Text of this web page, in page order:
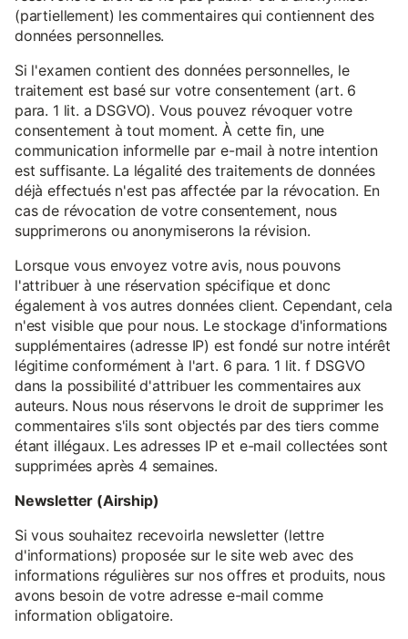
(partiellement) les commentaires qui contiennent des
données personnelles.
Si l'examen contient des données personnelles, le
traitement est basé sur votre consentement (art. 6
para. 1 lit. a DSGVO). Vous pouvez révoquer votre
consentement à tout moment. À cette fin, une
communication informelle par e-mail à notre intention
est suffisante. La légalité des traitements de données
déjà effectués n'est pas affectée par la révocation. En
cas de révocation de votre consentement, nous
supprimerons ou anonymiserons la révision.
Lorsque vous envoyez votre avis, nous pouvons
l'attribuer à une réservation spécifique et donc
également à vos autres données client. Cependant, cela
n'est visible que pour nous. Le stockage d'informations
supplémentaires (adresse IP) est fondé sur notre intérêt
légitime conformément à l'art. 6 para. 1 lit. f DSGVO
dans la possibilité d'attribuer les commentaires aux
auteurs. Nous nous réservons le droit de supprimer les
commentaires s'ils sont objectés par des tiers comme
étant illégaux. Les adresses IP et e-mail collectées sont
supprimées après 4 semaines.
Newsletter (Airship)
Si vous souhaitez recevoirla newsletter (lettre
d'informations) proposée sur le site web avec des
informations régulières sur nos offres et produits, nous
avons besoin de votre adresse e-mail comme
information obligatoire.